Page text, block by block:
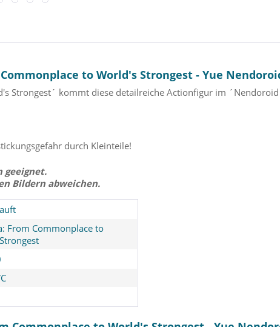
to World's Strongest - Yue
Strongest´ kommt diese detailreiche Actionfigur im
durch Kleinteile!
geeignet.
Bildern abweichen.
From Commonplace to